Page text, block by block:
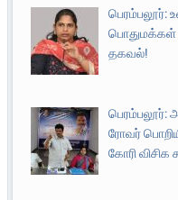
பெரம்பலூர்:
பொதுமக்கள்
தகவல்!
பெரம்பலூர்:
ரோவர்
கோரி விசிக